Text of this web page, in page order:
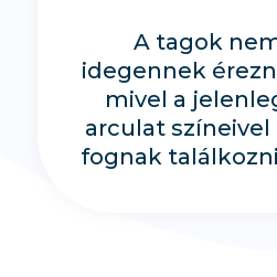
A tagok
idegennek
mivel a
arculat színeivel
fognak